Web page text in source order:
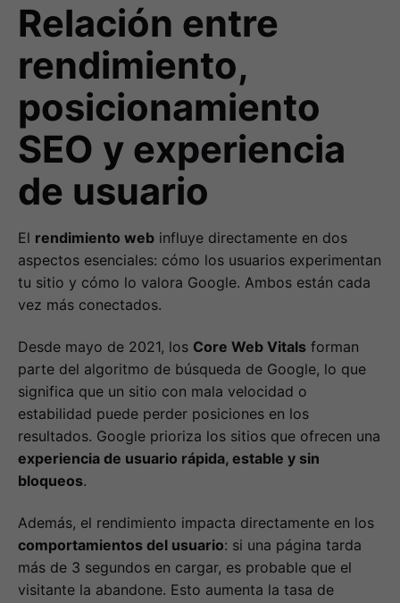
Relación entre
rendimiento,
posicionamiento
SEO y experiencia
de usuario
El rendimiento web influye directamente en dos
aspectos esenciales: cómo los usuarios experimentan
tu sitio y cómo lo valora Google. Ambos están cada
vez más conectados.
Desde mayo de 2021, los Core Web Vitals forman
parte del algoritmo de búsqueda de Google, lo que
significa que un sitio con mala velocidad o
estabilidad puede perder posiciones en los
resultados. Google prioriza los sitios que ofrecen una
experiencia de usuario rápida, estable y sin
bloqueos.
Además, el rendimiento impacta directamente en los
comportamientos del usuario: si una página tarda
más de 3 segundos en cargar, es probable que el
visitante la abandone. Esto aumenta la tasa de